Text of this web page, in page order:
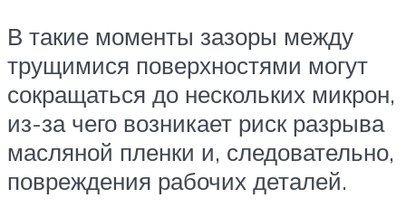
В такие моменты зазоры между
трущимися поверхностями могут
сокращаться до нескольких микрон,
из-за чего возникает риск разрыва
масляной пленки и, следовательно,
повреждения рабочих деталей.